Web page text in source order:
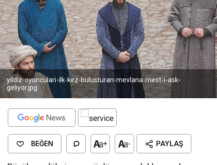
yildiz-oyunculari-ilk-kez-bulusturan-mevlana-mest-i-ask-
geliyor.jpg
BEĞEN + - PAYLAŞ